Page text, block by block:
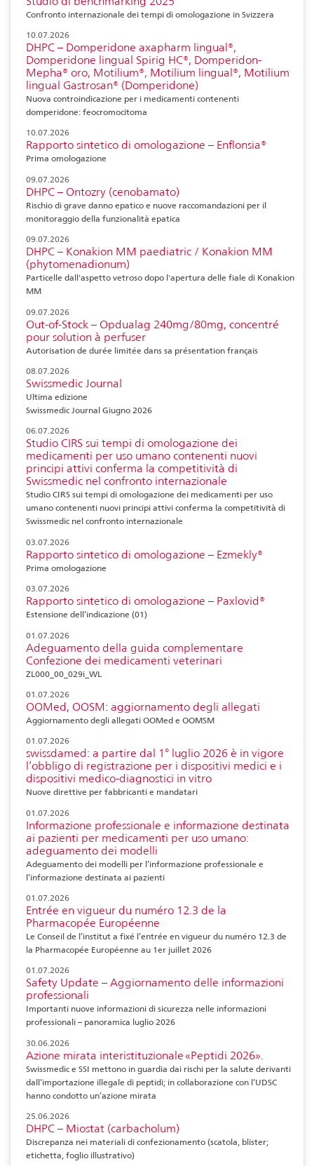
Confronto internazionale dei tempi di omologazione in Svizzera
10.07.2026
DHPC – Domperidone axapharm lingual®,
Domperidone lingual Spirig HC®, Domperidon-
Mepha® oro, Motilium®, Motilium lingual®, Motilium
lingual Gastrosan® (Domperidone)
Nuova controindicazione per i medicamenti contenenti
domperidone: feocromocitoma
10.07.2026
Rapporto sintetico di omologazione – Enflonsia®
Prima omologazione
09.07.2026
DHPC – Ontozry (cenobamato)
Rischio di grave danno epatico e nuove raccomandazioni per il
monitoraggio della funzionalità epatica
09.07.2026
DHPC – Konakion MM paediatric / Konakion MM
(phytomenadionum)
Particelle dall'aspetto vetroso dopo l'apertura delle fiale di Konakion
MM
09.07.2026
Out-of-Stock – Opdualag 240mg/80mg, concentré
pour solution à perfuser
Autorisation de durée limitée dans sa présentation français
08.07.2026
Swissmedic Journal
Ultima edizione
Swissmedic Journal Giugno 2026
06.07.2026
Studio CIRS sui tempi di omologazione dei
medicamenti per uso umano contenenti nuovi
principi attivi conferma la competitività di
Swissmedic nel confronto internazionale
Studio CIRS sui tempi di omologazione dei medicamenti per uso
umano contenenti nuovi principi attivi conferma la competitività di
Swissmedic nel confronto internazionale
03.07.2026
Rapporto sintetico di omologazione – Ezmekly®
Prima omologazione
03.07.2026
Rapporto sintetico di omologazione – Paxlovid®
Estensione dell’indicazione (01)
01.07.2026
Adeguamento della guida complementare
Confezione dei medicamenti veterinari
ZL000_00_029i_WL
01.07.2026
OOMed, OOSM: aggiornamento degli allegati
Aggiornamento degli allegati OOMed e OOMSM
01.07.2026
swissdamed: a partire dal 1° luglio 2026 è in vigore
l’obbligo di registrazione per i dispositivi medici e i
dispositivi medico-diagnostici in vitro
Nuove direttive per fabbricanti e mandatari
01.07.2026
Informazione professionale e informazione destinata
ai pazienti per medicamenti per uso umano:
adeguamento dei modelli
Adeguamento dei modelli per l’informazione professionale e
l’informazione destinata ai pazienti
01.07.2026
Entrée en vigueur du numéro 12.3 de la
Pharmacopée Européenne
Le Conseil de l’institut a fixé l’entrée en vigueur du numéro 12.3 de
la Pharmacopée Européenne au 1er juillet 2026
01.07.2026
Safety Update – Aggiornamento delle informazioni
professionali
Importanti nuove informazioni di sicurezza nelle informazioni
professionali – panoramica luglio 2026
30.06.2026
Azione mirata interistituzionale «Peptidi 2026».
Swissmedic e SSI mettono in guardia dai rischi per la salute derivanti
dall’importazione illegale di peptidi; in collaborazione con l’UDSC
hanno condotto un’azione mirata
25.06.2026
DHPC – Miostat (carbacholum)
Discrepanza nei materiali di confezionamento (scatola, blister;
etichetta, foglio illustrativo)